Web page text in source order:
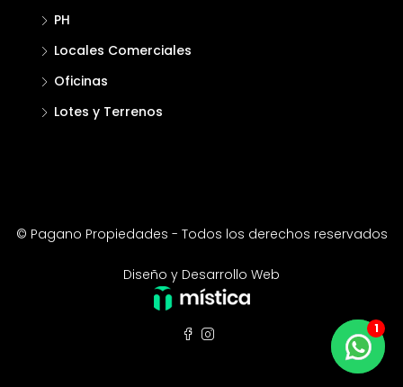
PH
Locales Comerciales
Oficinas
Lotes y Terrenos
© Pagano Propiedades - Todos los derechos reservados
Diseño y Desarrollo Web
1